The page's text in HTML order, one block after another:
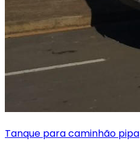
Tanque para caminhão pipa